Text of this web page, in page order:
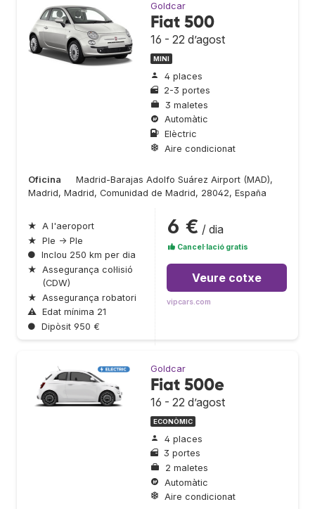
Goldcar
Fiat 500
16 - 22 d’agost
MINI
4 places
2-3 portes
3 maletes
Automàtic
Elèctric
Aire condicionat
Oficina
Madrid-Barajas Adolfo Suárez Airport (MAD),
Madrid, Madrid, Comunidad de Madrid, 28042, España
★ A l'aeroport
★ Ple → Ple
● Inclou 250 km per dia
★ Assegurança col·lisió
(CDW)
★ Assegurança robatori
⚠ Edat mínima 21
● Dipòsit 950 €
6 € / dia
Cancel·lació gratis
Veure cotxe
vipcars.com
Goldcar
Fiat 500e
16 - 22 d’agost
ECONÒMIC
4 places
3 portes
2 maletes
Automàtic
Aire condicionat